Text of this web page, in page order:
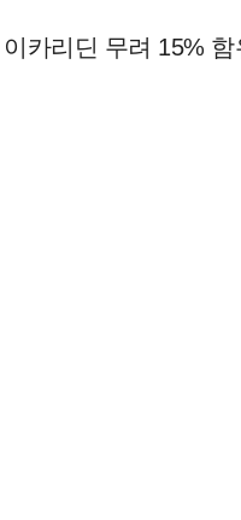
이카리딘 무려 15%